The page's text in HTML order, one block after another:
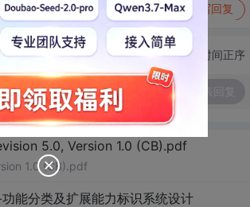
举报 写回复
切换为时间正序
5.0, Version 1.0 (CB).pdf
1.0 (CB).pdf
能分类及扩展能力标识系统设计